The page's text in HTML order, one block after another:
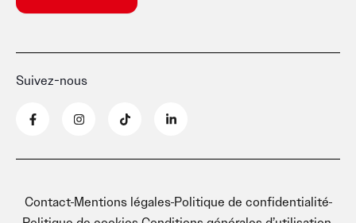
Suivez-nous
a
b
-
n
a
m
i
o
i
e
-
i
ContactMentions légalesPolitique de confidentialité